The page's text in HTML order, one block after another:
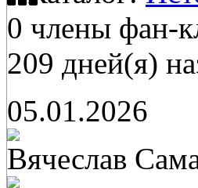
0 члены фан-
209 дней(я)
05.01.2026
Вячеслав